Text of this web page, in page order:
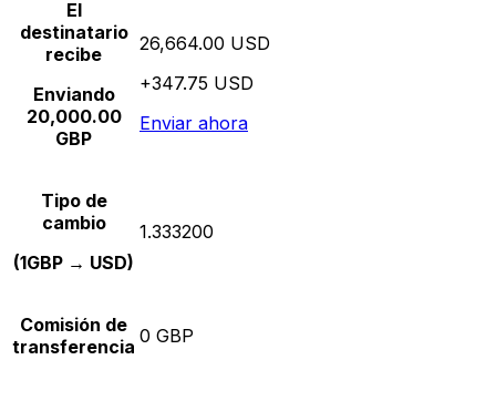
El
destinatario
recibe
Enviando
20,000.00
GBP
26,664.00 USD
+347.75 USD
Enviar ahora
Tipo de
cambio
(1GBP → USD)
1.333200
Comisión de
transferencia 0 GBP